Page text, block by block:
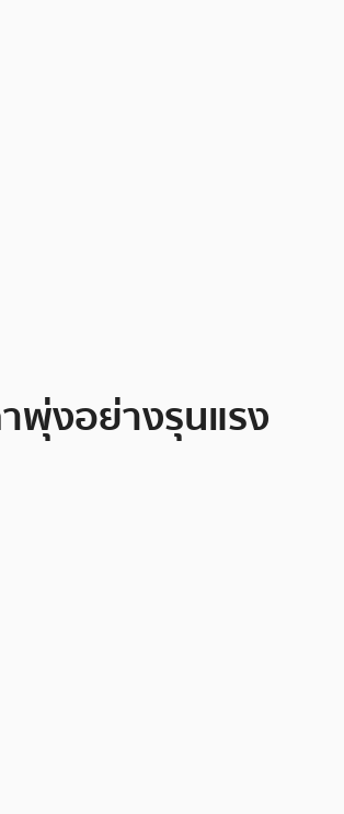
พุ่งอย่างรุนแรง